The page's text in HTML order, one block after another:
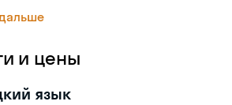
и цены
язык